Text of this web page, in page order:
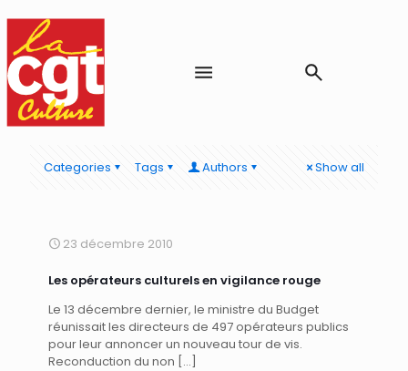
Categories Tags Authors Show all
23 décembre 2010
Les opérateurs culturels en vigilance rouge
Le 13 décembre dernier, le ministre du Budget
réunissait les directeurs de 497 opérateurs publics
pour leur annoncer un nouveau tour de vis.
Reconduction du non […]